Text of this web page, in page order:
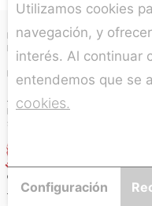
Utilizamos cookies
navegación, y
interés. Al continuar
entendemos que se
cookies.
Configuración
Beneficiario:MUÑECAS GUCA, S.L.
Programa:
INTERNACIONALIZACION
Proyecto:
Plan de ejecución y
del plan de internacionalización
Alemania.
Expediente:ITCOES/2024/88
Subvención concedida:
© Todos los derechos
Guca